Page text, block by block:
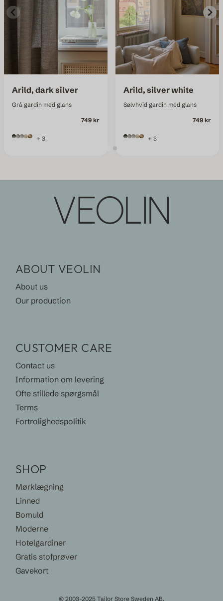
Arild, dark silver
Grå gardin med glans
749 kr
+ 3
Arild, silver white
Sølvhvid gardin med glans
749 kr
+ 3
ABOUT VEOLIN
About us
Our production
CUSTOMER CARE
Contact us
Information om levering
Ofte stillede spørgsmål
Terms
Fortrolighedspolitik
SHOP
Mørklægning
Linned
Bomuld
Moderne
Hotelgardiner
Gratis stofprøver
Gavekort
© 2003-2025 Tailor Store Sweden AB.